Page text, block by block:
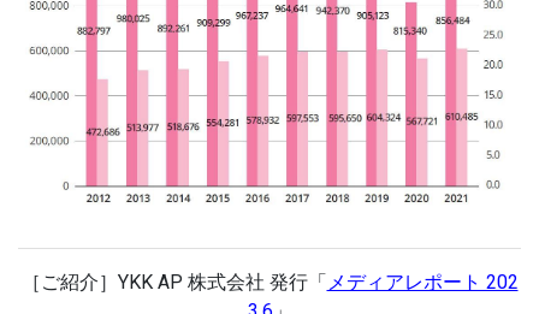
［ご紹介］ YKK AP 株式会社 発行「 メディアレポート 202